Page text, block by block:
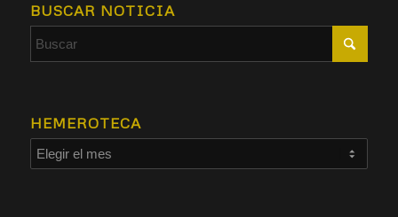
BUSCAR NOTICIA
HEMEROTECA